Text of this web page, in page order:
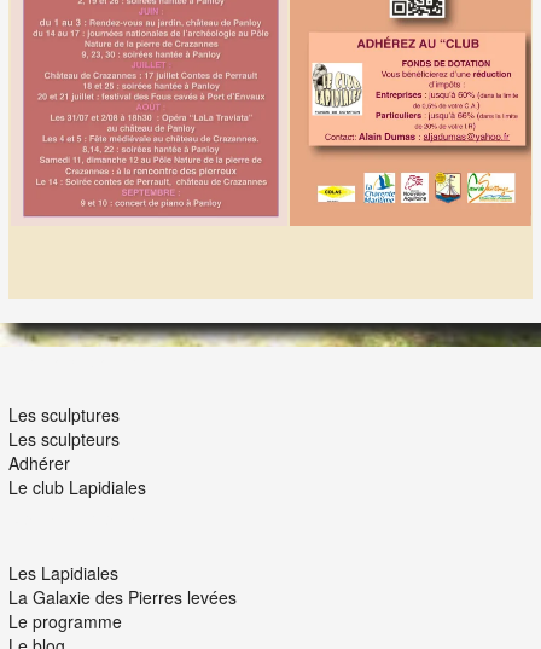
Les sculptures
Les sculpteurs
Adhérer
Le club Lapidiales
Les Lapidiales
La Galaxie des Pierres levées
Le programme